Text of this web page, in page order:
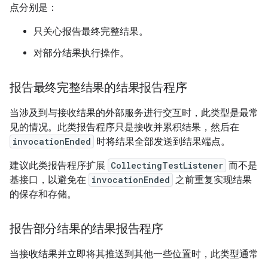
点分别是：
只关心报告最终完整结果。
对部分结果执行操作。
报告最终完整结果的结果报告程序
当涉及到与接收结果的外部服务进行交互时，此类型是最常
见的情况。此类报告程序只是接收并累积结果，然后在
invocationEnded 时将结果全部发送到结果端点。
建议此类报告程序扩展 CollectingTestListener 而不是
基接口，以避免在 invocationEnded 之前重复实现结果
的保存和存储。
报告部分结果的结果报告程序
当接收结果并立即将其推送到其他一些位置时，此类型通常